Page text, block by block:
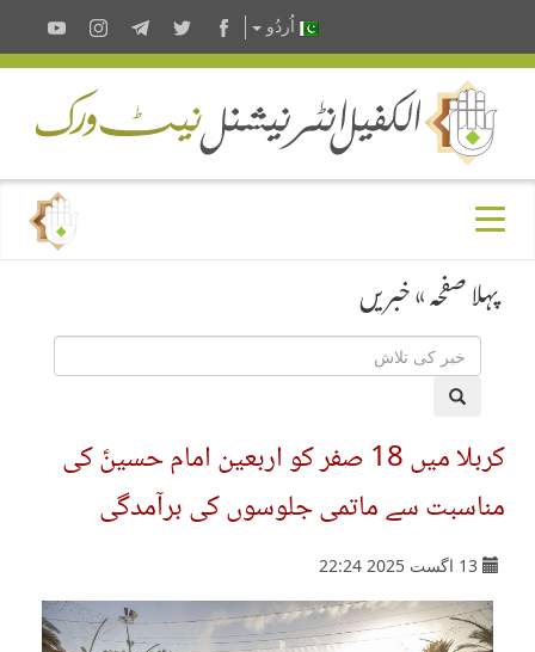
اُردُو
پہلا صفحہ»خبریں
کربلا میں 18 صفر کو اربعین امام حسینؑ کی
مناسبت سے ماتمی جلوسوں کی برآمدگی
13 اگست 2025 22:24